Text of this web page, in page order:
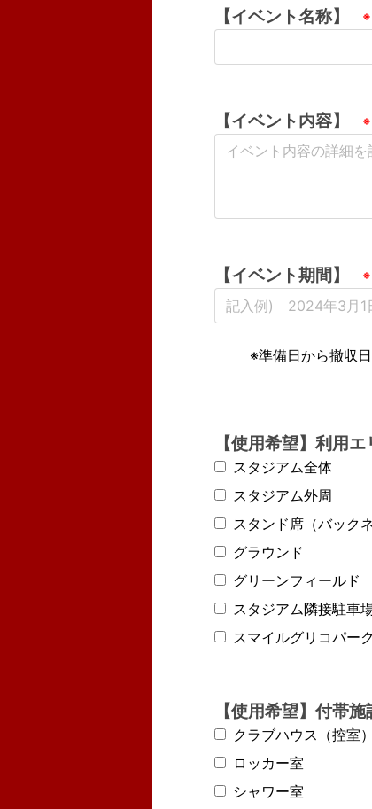
【イベント名称】
【イベント内容】
【イベント期間】
【使用希望】利用エ
スタジアム全体
スタジアム外周
スタンド席（バック
グラウンド
グリーンフィールド
スタジアム隣接駐車
スマイルグリコパーク
【使用希望】付帯
クラブハウス（控室）
ロッカー室
シャワー室